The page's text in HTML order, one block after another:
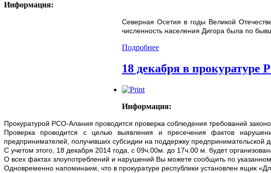
Информация:
Северная Осетия в годы Великой
численность населения Дигора была по
Подробнее
18 декабря в прокуратуре
Информация:
Прокуратурой РСО-Алания проводится проверка соблюдения требований
Проверка проводится с целью выявления и пресечения фактов
предпринимателей, получивших субсидии на поддержку предпринимательской
С учетом этого, 18 декабря 2014 года, с 09ч.00м. до 17ч.00 м. будет
О всех фактах злоупотреблений и нарушений Вы можете сообщить по
Одновременно напоминаем, что в прокуратуре республики установлен ящик